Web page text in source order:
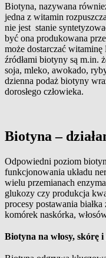
Biotyna, nazywana
jedna z witamin
nie jest stanie
być ona produkowana
może dostarczać
źródłami biotyny są m.in.
soja, mleko, awokado,
dzienna podaż biotyny
dorosłego człowieka.
Biotyna –
Odpowiedni poziom
funkcjonowania układu
wielu przemianach
glukozy czy produkcja
procesy postawania
komórek naskórka,
Biotyna na włosy, skórę